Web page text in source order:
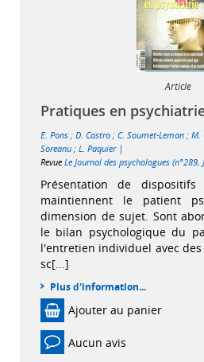
Article
Pratiques en
E. Pons ; D. Castro ; C. Soumet-Leman ; M.
Soreanu ; L. Paquier |
Revue Le Journal des psychologues
Présentation de dispositifs
maintiennent le patient
dimension de sujet. Sont
le bilan psychologique du
l'entretien individuel avec
sc[...]
Plus d'information...
Ajouter au panier
Aucun avis